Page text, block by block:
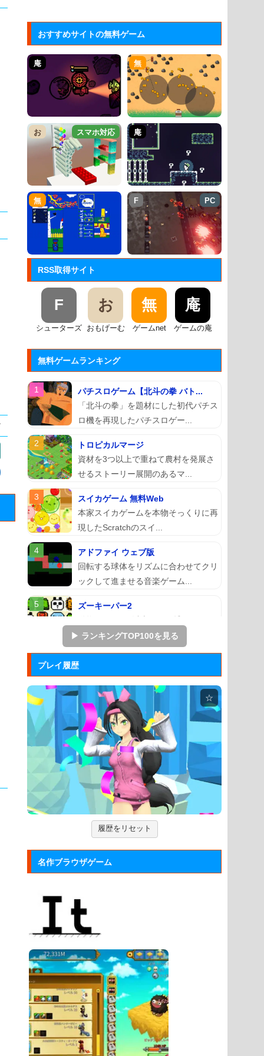
おすすめサイトの無料ゲーム
庵 無
お スマホ対応 庵
無 F PC
RSS取得サイト
F
シューターズ
お
おもげーむ
無
ゲームnet
庵
ゲームの庵
無料ゲームランキング
パチスロゲーム【北斗の拳 バト...
「北斗の拳」を題材にした初代パチス
ロ機を再現したパチスロゲー...
トロピカルマージ
資材を3つ以上で重ねて農村を発展さ
せるストーリー展開のあるマ...
スイカゲーム 無料Web
本家スイカゲームを本物そっくりに再
現したScratchのスイ...
アドファイ ウェブ版
回転する球体をリズムに合わせてクリ
ックして進ませる音楽ゲーム...
ズーキーパー2
くパズルゲーム。
ぷよぷよ
落ちものパズルで有名な「ぷよぷよ」
のブラウザゲーム。
マージェストキングダム
王国を再建すべく領土を拡大していく
建国シミュレーションゲーム...
大乱闘スマッシュブラザーズフラ...
任天堂の大乱闘スマッシュブラザーズ
をブラウザゲームで再現した...
Mole Kingdom De...
モグラ王国のヒーローたちがチームで
敵の侵攻を食い止める防衛ゲ...
ジュエルカラーリング
▶ ランキングTOP100を見る
プレイ履歴
☆
履歴をリセット
名作ブラウザゲーム